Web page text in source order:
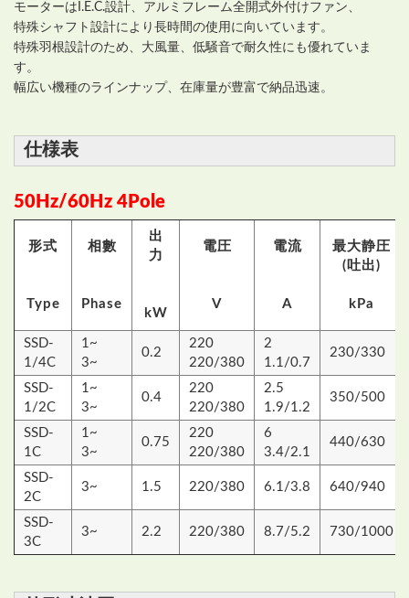
モーターはI.E.C.設計、アルミフレーム全開式外付けファン、
特殊シャフト設計により長時間の使用に向いています。
特殊羽根設計のため、大風量、低騒音で耐久性にも優れていま
す。
幅広い機種のラインナップ、在庫量が豊富で納品迅速。
仕様表
50Hz/60Hz 4Pole
形式
Type
相數
Phase
出
力
kW
電圧
V
電流
A
最大静圧
(吐出)
kPa
SSD-
1/4C
1~
3~
0.2
220
220/380
2
1.1/0.7
230/330
SSD-
1/2C
1~
3~
0.4
220
220/380
2.5
1.9/1.2
350/500
SSD-
1C
1~
3~
0.75
220
220/380
6
3.4/2.1
440/630
SSD-
2C
3~ 1.5 220/380 6.1/3.8 640/940
SSD-
3C
3~ 2.2 220/380 8.7/5.2 730/1000